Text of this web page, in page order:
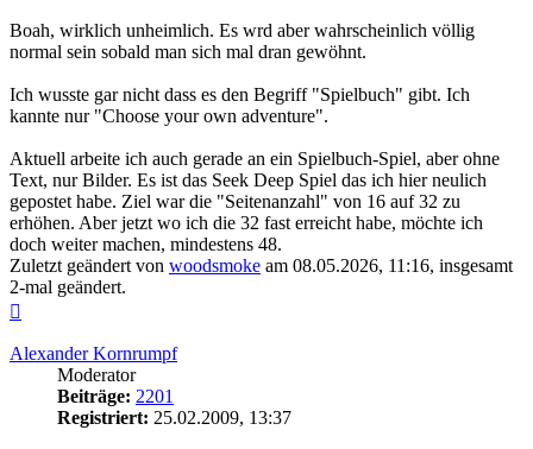
Boah, wirklich unheimlich. Es wrd aber wahrscheinlich völlig
normal sein sobald man sich mal dran gewöhnt.
Ich wusste gar nicht dass es den Begriff "Spielbuch" gibt. Ich
kannte nur "Choose your own adventure".
Aktuell arbeite ich auch gerade an ein Spielbuch-Spiel, aber ohne
Text, nur Bilder. Es ist das Seek Deep Spiel das ich hier neulich
gepostet habe. Ziel war die "Seitenanzahl" von 16 auf 32 zu
erhöhen. Aber jetzt wo ich die 32 fast erreicht habe, möchte ich
doch weiter machen, mindestens 48.
Zuletzt geändert von woodsmoke am 08.05.2026, 11:16, insgesamt
2-mal geändert.
Alexander Kornrumpf
Moderator
Beiträge: 2201
Registriert: 25.02.2009, 13:37